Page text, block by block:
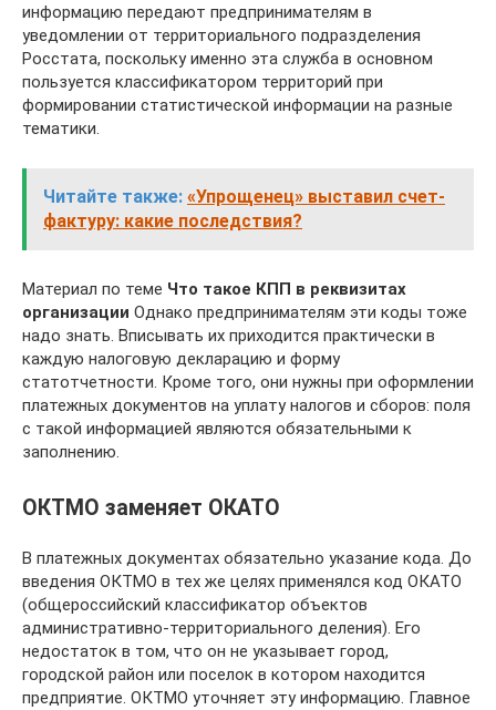
информацию передают предпринимателям в
уведомлении от территориального подразделения
Росстата, поскольку именно эта служба в основном
пользуется классификатором территорий при
формировании статистической информации на разные
тематики.
Читайте также: «Упрощенец» выставил счет-
фактуру: какие последствия?
Материал по теме Что такое КПП в реквизитах
организации Однако предпринимателям эти коды тоже
надо знать. Вписывать их приходится практически в
каждую налоговую декларацию и форму
статотчетности. Кроме того, они нужны при оформлении
платежных документов на уплату налогов и сборов: поля
с такой информацией являются обязательными к
заполнению.
ОКТМО заменяет ОКАТО
В платежных документах обязательно указание кода. До
введения ОКТМО в тех же целях применялся код ОКАТО
(общероссийский классификатор объектов
административно-территориального деления). Его
недостаток в том, что он не указывает город,
городской район или поселок в котором находится
предприятие. ОКТМО уточняет эту информацию. Главное